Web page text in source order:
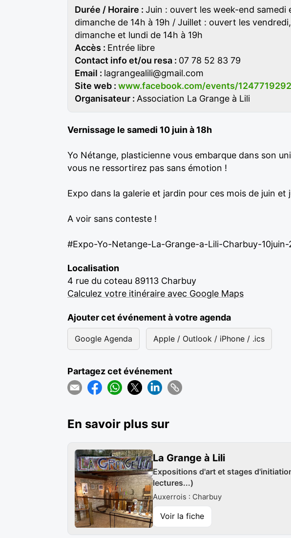
Durée / Horaire : Juin : ouvert les week-end samedi
dimanche de 14h à 19h / Juillet : ouvert les
dimanche et lundi de 14h à 19h
Accès : Entrée libre
Contact info et/ou resa : 07 78 52 83 79
Email : lagrangealili@gmail.com
Site web : www.facebook.com/events/
Organisateur : Association La Grange à Lili
Vernissage le samedi 10 juin à 18h
Yo Nétange, plasticienne vous embarque dans son
vous ne ressortirez pas sans émotion !
Expo dans la galerie et jardin pour ces mois de juin et
A voir sans conteste !
#Expo-Yo-Netange-La-Grange-a-Lili-Charbuy-
Localisation
4 rue du coteau 89113 Charbuy
Calculez votre itinéraire avec Google Maps
Ajouter cet événement à votre agenda
Google Agenda Apple / Outlook / iPhone / .ics
Partagez cet événement
En savoir plus sur
La Grange à Lili
Expositions d'art et stages
lectures...)
Auxerrois : Charbuy
Voir la fiche